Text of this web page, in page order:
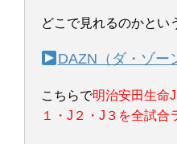
どこで見れるのかとい
DAZN（ダ・ゾー
こちらで明治安田生命
１・J２・J３を全試合